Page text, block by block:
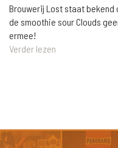
Brouwerij Lost staat bekend
de smoothie sour Clouds
ermee!
Verder lezen